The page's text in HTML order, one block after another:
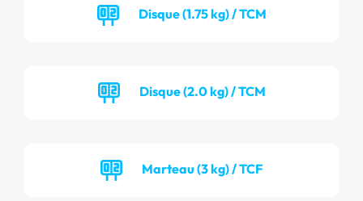
Disque (1.75 kg) / TCM
Disque (2.0 kg) / TCM
Marteau (3 kg) / TCF